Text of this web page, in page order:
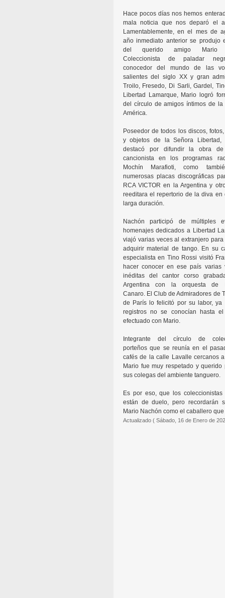
Hace pocos días nos hemos
mala noticia que nos deparó el
Lamentablemente, en el mes de
año inmediato anterior se produjo
del querido amigo Mario
Coleccionista de paladar
conocedor del mundo de las
salientes del siglo XX y gran
Troilo, Fresedo, Di Sarli, Gardel,
Libertad Lamarque, Mario logró
del círculo de amigos íntimos de la
América.
Poseedor de todos los discos,
y objetos de la Señora Libertad,
destacó por difundir la obra
cancionista en los programas
Mochín Marafioti, como
numerosas placas discográficas
RCA VICTOR en la Argentina y
reeditara el repertorio de la diva en
larga duración.
Nachón participó de múltiples
homenajes dedicados a Libertad
viajó varias veces al extranjero
adquirir material de tango. En su
especialista en Tino Rossi visitó
hacer conocer en ese país varias
inéditas del cantor corso
Argentina con la orquesta de
Canaro. El Club de Admiradores de
de París lo felicitó por su labor, ya
registros no se conocían hasta
efectuado con Mario.
Integrante del círculo de
porteños que se reunía en el
cafés de la calle Lavalle cercanos
Mario fue muy respetado y querido
sus colegas del ambiente tanguero.
Es por eso, que los
están de duelo, pero recordarán
Mario Nachón como el caballero
Actualizado ( Sábado, 16 de Enero de